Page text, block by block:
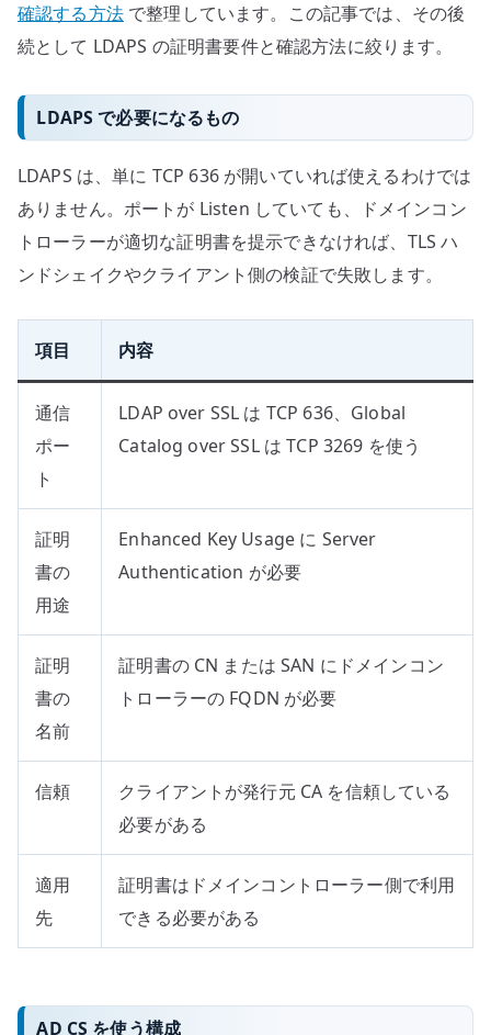
確認する方法で整理しています。この記事では、その後
続として LDAPS の証明書要件と確認方法に絞ります。
LDAPS で必要になるもの
LDAPS は、単に TCP 636 が開いていれば使えるわけでは
ありません。ポートが Listen していても、ドメインコン
トローラーが適切な証明書を提示できなければ、TLS ハ
ンドシェイクやクライアント側の検証で失敗します。
項目 内容
通信
ポー
ト
LDAP over SSL は TCP 636、Global
Catalog over SSL は TCP 3269 を使う
証明
書の
用途
Enhanced Key Usage に Server
Authentication が必要
証明
書の
名前
証明書の CN または SAN にドメインコン
トローラーの FQDN が必要
信頼
クライアントが発行元 CA を信頼している
必要がある
適用
先
証明書はドメインコントローラー側で利用
できる必要がある
AD CS を使う構成